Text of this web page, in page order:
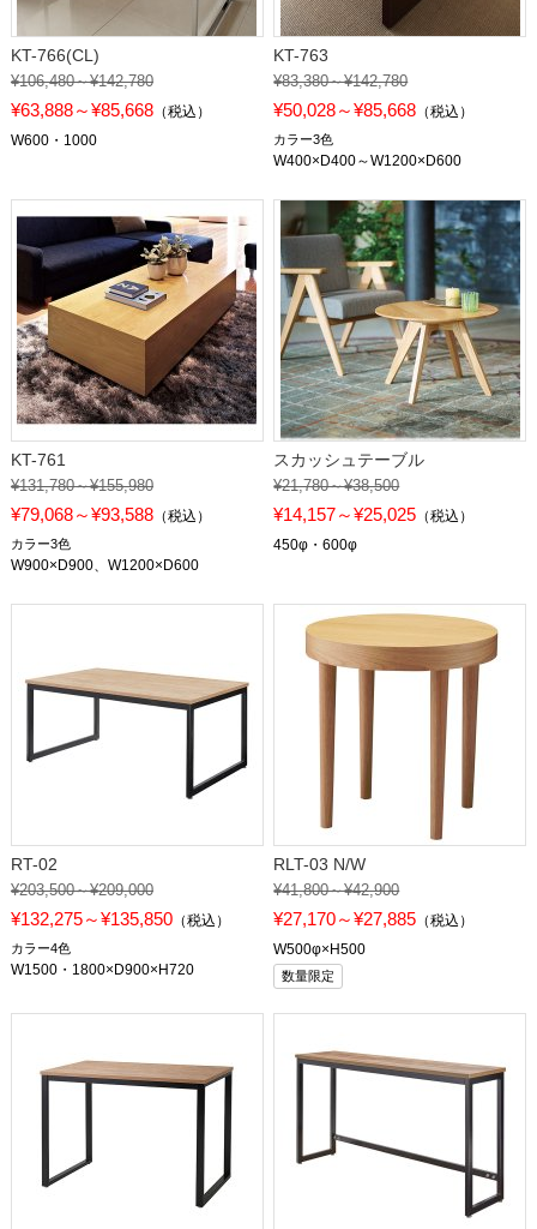
KT-766(CL)
¥106,480～¥142,780
¥63,888～¥85,668（税込）
W600・1000
KT-763
¥83,380～¥142,780
¥50,028～¥85,668 （税込）
カラー3色
W400×D400～W1200×D600
KT-761
¥131,780～¥155,980
¥79,068～¥93,588（税込）
カラー3色
W900×D900、W1200×D600
スカッシュテーブル
¥21,780～¥38,500
¥14,157～¥25,025 （税込）
450φ・600φ
RT-02
¥203,500～¥209,000
¥132,275～¥135,850（税込）
カラー4色
W1500・1800×D900×H720
RLT-03 N/W
¥41,800～¥42,900
¥27,170～¥27,885 （税込）
W500φ×H500
数量限定